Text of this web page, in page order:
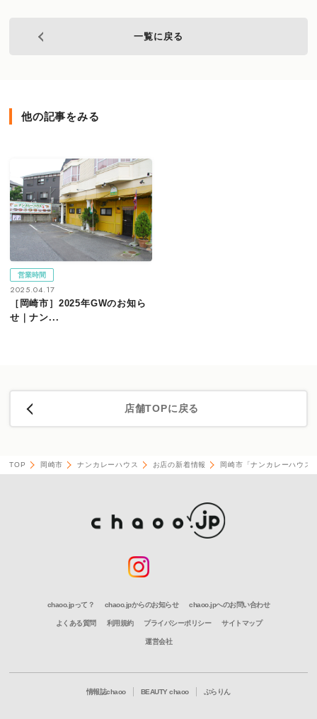
一覧に戻る
他の記事をみる
営業時間
2025.04.17
［岡崎市］2025年GWのお知ら
せ｜ナン...
店舗TOPに戻る
TOP 岡崎市 ナンカレーハウス お店の新着情報 岡崎市「ナンカレーハウス
chaoo.jpって？ chaoo.jpからのお知らせ chaoo.jpへのお問い合わせ
よくある質問 利用規約 プライバシーポリシー サイトマップ
運営会社
情報誌chaoo BEAUTY chaoo ぶらりん